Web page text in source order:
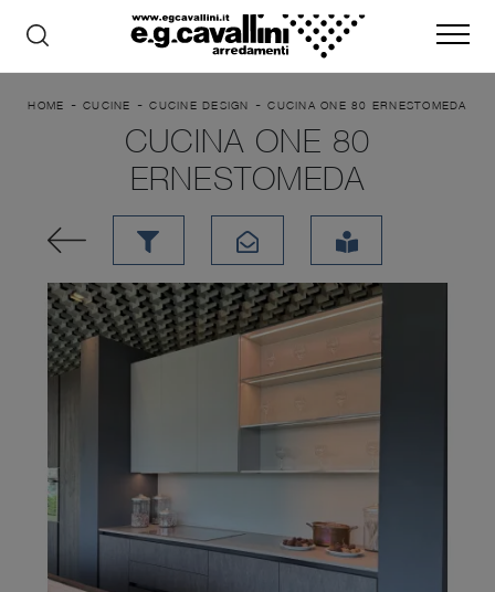
HOME -CUCINE -CUCINE DESIGN -CUCINA ONE 80 ERNESTOMEDA
CUCINA ONE 80
ERNESTOMEDA